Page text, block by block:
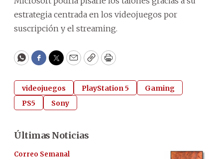
estrategia centrada en los videojuegos por
suscripción y el streaming.
WhatsApp
Facebook
Twitter
EmailCopyPrint
videojuegos PlayStation 5
Gaming
PS5
Sony
Últimas Noticias
Correo Semanal